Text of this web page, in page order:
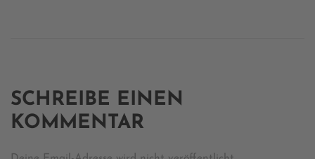
SCHREIBE EINEN
KOMMENTAR